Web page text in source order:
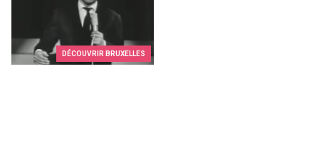
DÉCOUVRIR BRUXELLES